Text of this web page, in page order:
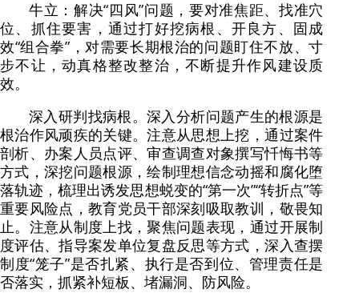
牛立：解决“四风”问题，要对准焦距、找准穴
位、抓住要害，通过打好挖病根、开良方、固成
效“组合拳”，对需要长期根治的问题盯住不放、寸
步不让，动真格整改整治，不断提升作风建设质
效。
深入研判找病根。深入分析问题产生的根源是
根治作风顽疾的关键。注意从思想上挖，通过案件
剖析、办案人员点评、审查调查对象撰写忏悔书等
方式，深挖问题根源，绘制理想信念动摇和腐化堕
落轨迹，梳理出诱发思想蜕变的“第一次”“转折点”等
重要风险点，教育党员干部深刻吸取教训，敬畏知
止。注意从制度上找，聚焦问题表现，通过开展制
度评估、指导案发单位复盘反思等方式，深入查摆
制度“笼子”是否扎紧、执行是否到位、管理责任是
否落实，抓紧补短板、堵漏洞、防风险。